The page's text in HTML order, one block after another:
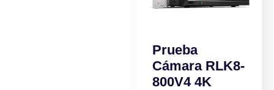
Prueba
Cámara RLK8-
800V4 4K